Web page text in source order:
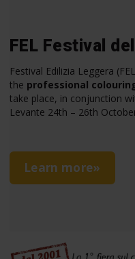
FEL Festival
Festival Edilizia Leggera
the professional
take place, in conjunction
Levante 24th – 26th
Learn more»